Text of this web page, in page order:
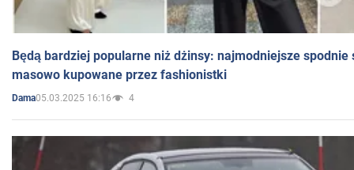
Będą bardziej popularne niż dżinsy: najmodniejsze spodnie
masowo kupowane przez fashionistki
Dama05.03.2025 16:16 4